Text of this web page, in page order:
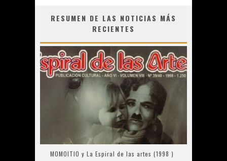
RESUMEN DE LAS NOTICIAS MÁS
RECIENTES
MOMOITIO y La Espiral de las artes (1998 )